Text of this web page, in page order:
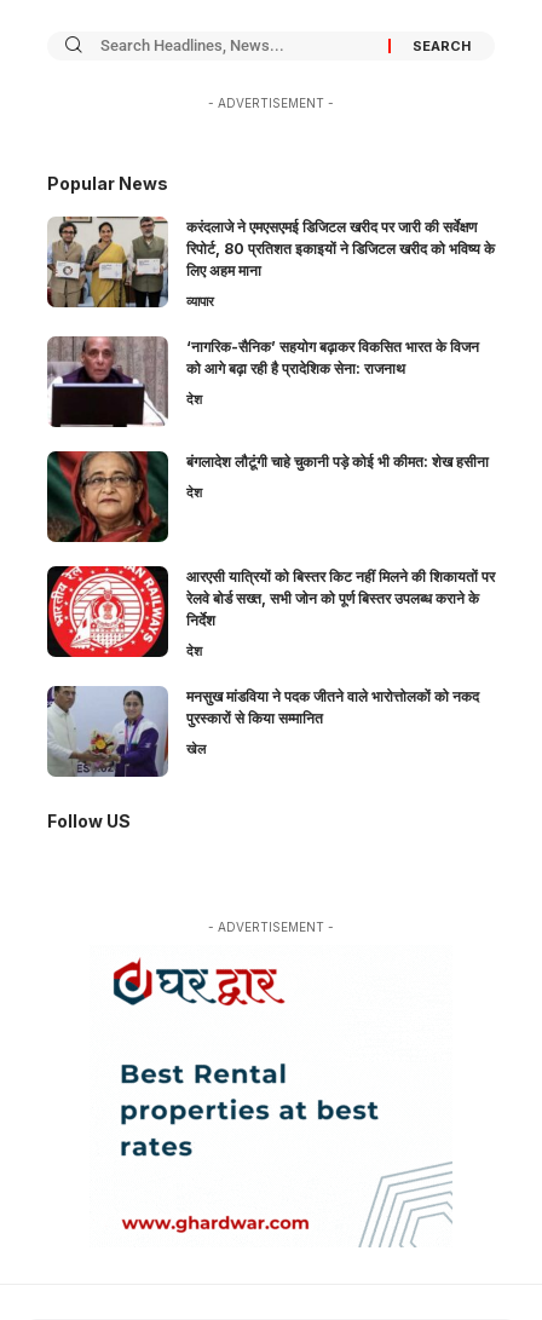
- ADVERTISEMENT -
Popular News
करंदलाजे ने एमएसएमई डिजिटल खरीद पर जारी की सर्वेक्षण
रिपोर्ट, 80 प्रतिशत इकाइयों ने डिजिटल खरीद को भविष्य के
लिए अहम माना
व्यापार
‘नागरिक-सैनिक’ सहयोग बढ़ाकर विकसित भारत के विजन
को आगे बढ़ा रही है प्रादेशिक सेना: राजनाथ
देश
बंगलादेश लौटूंगी चाहे चुकानी पड़े कोई भी कीमत: शेख हसीना
देश
आरएसी यात्रियों को बिस्तर किट नहीं मिलने की शिकायतों पर
रेलवे बोर्ड सख्त, सभी जोन को पूर्ण बिस्तर उपलब्ध कराने के
निर्देश
देश
मनसुख मांडविया ने पदक जीतने वाले भारोत्तोलकों को नकद
पुरस्कारों से किया सम्मानित
खेल
Follow US
- ADVERTISEMENT -